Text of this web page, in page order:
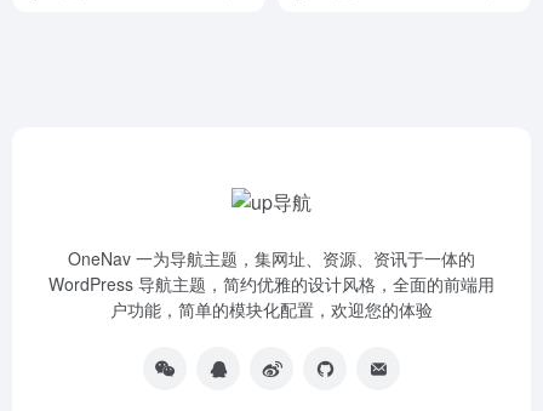
OneNav 一为导航主题，集网址、资源、资讯于一体的
WordPress 导航主题，简约优雅的设计风格，全面的前端用
户功能，简单的模块化配置，欢迎您的体验